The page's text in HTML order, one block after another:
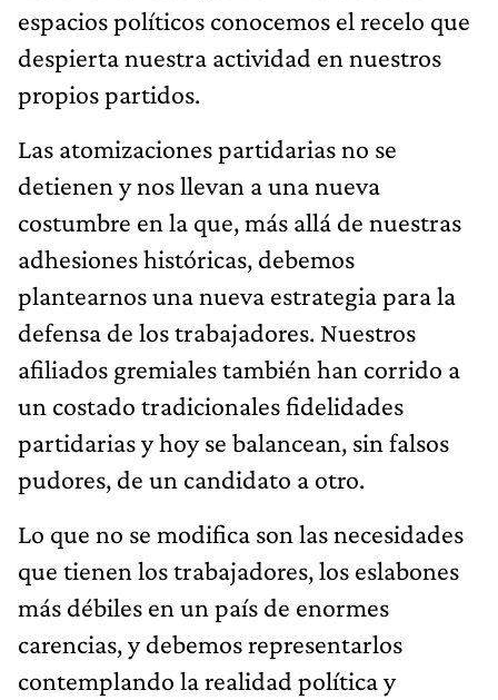
espacios políticos conocemos el recelo que
despierta nuestra actividad en nuestros
propios partidos.
Las atomizaciones partidarias no se
detienen y nos llevan a una nueva
costumbre en la que, más allá de nuestras
adhesiones históricas, debemos
plantearnos una nueva estrategia para la
defensa de los trabajadores. Nuestros
afiliados gremiales también han corrido a
un costado tradicionales fidelidades
partidarias y hoy se balancean, sin falsos
pudores, de un candidato a otro.
Lo que no se modifica son las necesidades
que tienen los trabajadores, los eslabones
más débiles en un país de enormes
carencias, y debemos representarlos
contemplando la realidad política y